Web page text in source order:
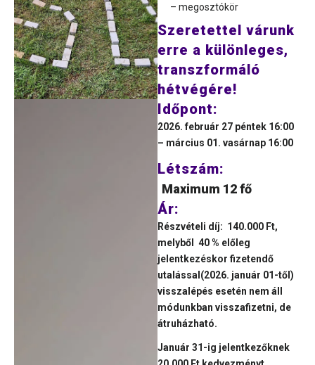
– megosztókör
Szeretettel várunk
erre a különleges,
transzformáló
hétvégére!
Időpont:
2026. február 27 péntek 16:00
– március 01. vasárnap 16:00
Létszám:
Maximum 12 fő
Ár:
Részvételi díj: 140.000 Ft,
melyből 40 % előleg
jelentkezéskor fizetendő
utalással(2026. január 01-től)
visszalépés esetén nem áll
módunkban visszafizetni, de
átruházható.
Január 31-ig jelentkezőknek